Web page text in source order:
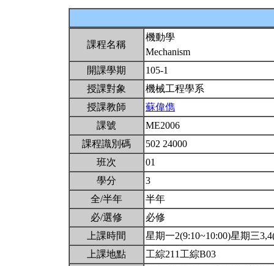
課程名稱
機動學
Mechanism
開課學期
105-1
授課對象
機械工程學系
授課教師
蘇偉儁
課號
ME2006
課程識別碼
502 24000
班次
01
學分
3
全/半年
半年
必/選修
必修
上課時間
星期一2(9:10~10:00)星期三
上課地點
工綜211工綜B03